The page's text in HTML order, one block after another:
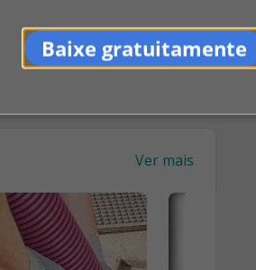
Baixe gratuitamente
Ver mais